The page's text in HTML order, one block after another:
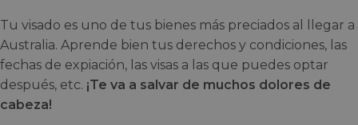
Tu visado es uno de tus bienes más preciados al llegar a
Australia. Aprende bien tus derechos y condiciones, las
fechas de expiación, las visas a las que puedes optar
después, etc. ¡Te va a salvar de muchos dolores de
cabeza!